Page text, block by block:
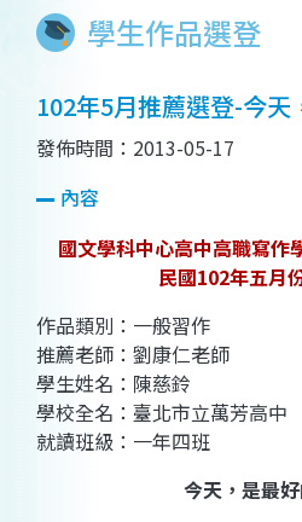
學生作品選登
102年5月推薦選登-今天
發佈時間：2013-05-17
內容
國文學科中心高中高職寫作
民國102年五月
作品類別：一般習作
推薦老師：劉康仁老師
學生姓名：陳慈鈴
學校全名：臺北市立萬芳高中
就讀班級：一年四班
今天，是最